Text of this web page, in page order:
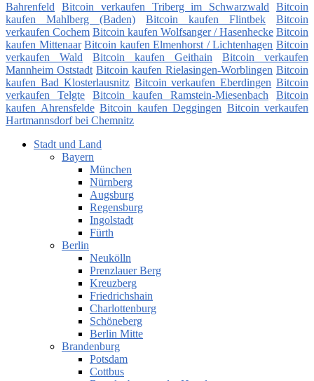
Bahrenfeld
Bitcoin verkaufen Triberg im Schwarzwald
Bitcoin
kaufen Mahlberg (Baden)
Bitcoin kaufen Flintbek
Bitcoin
verkaufen Cochem Bitcoin kaufen Wolfsanger / Hasenhecke Bitcoin
kaufen Mittenaar Bitcoin kaufen Elmenhorst / Lichtenhagen Bitcoin
verkaufen Wald
Bitcoin kaufen Geithain
Bitcoin verkaufen
Mannheim Oststadt Bitcoin kaufen Rielasingen-Worblingen Bitcoin
kaufen Bad Klosterlausnitz Bitcoin verkaufen Eberdingen Bitcoin
verkaufen Telgte
Bitcoin kaufen Ramstein-Miesenbach
Bitcoin
kaufen Ahrensfelde Bitcoin kaufen Deggingen Bitcoin verkaufen
Hartmannsdorf bei Chemnitz
Stadt und Land
Bayern
München
Nürnberg
Augsburg
Regensburg
Ingolstadt
Fürth
Berlin
Neukölln
Prenzlauer Berg
Kreuzberg
Friedrichshain
Charlottenburg
Schöneberg
Berlin Mitte
Brandenburg
Potsdam
Cottbus